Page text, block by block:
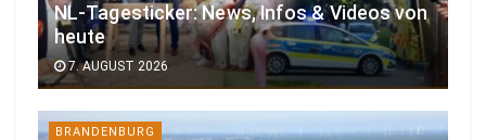
NL-Tagesticker: News, Infos & Videos von
heute
7. AUGUST 2026
BRANDENBURG